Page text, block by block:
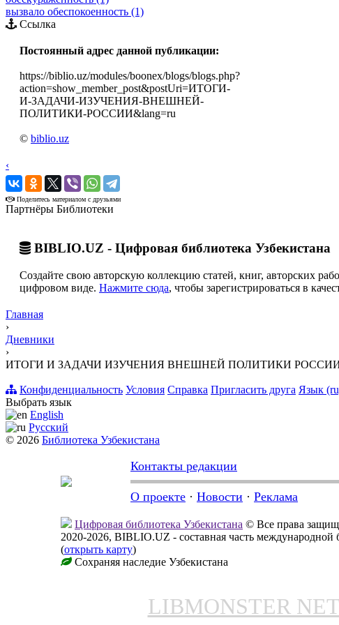
вызвало обеспокоенность (1)
Ссылка
Постоянный адрес данной публикации:
https://biblio.uz/modules/boonex/blogs/blogs.php?
action=show_member_post&postUri=ИТОГИ-
И-ЗАДАЧИ-ИЗУЧЕНИЯ-ВНЕШНЕЙ-
ПОЛИТИКИ-РОССИИ&lang=ru
© biblio.uz
‹
›
Поделитесь материалом с друзьями
Партнёры Библиотеки
BIBLIO.UZ - Цифровая библиотека Узбекистана
Создайте свою авторскую коллекцию статей, книг, авторских
цифровом виде. Нажмите сюда, чтобы зарегистрироваться в
Главная
›
Дневники
›
ИТОГИ И ЗАДАЧИ ИЗУЧЕНИЯ ВНЕШНЕЙ ПОЛИТИКИ
Конфиденциальность Условия Справка Пригласить друга Язык
Выбрать язык
English
Русский
© 2026 Библиотека Узбекистана
Контакты редакции
О проекте · Новости · Реклама
Цифровая библиотека Узбекистана © Все права
2020-2026, BIBLIO.UZ - составная часть
(открыть карту)
Сохраняя наследие Узбекистана
LIBMONSTER